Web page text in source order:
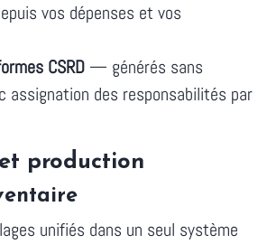
vos dépenses et vos
CSRD — générés sans
assignation des responsabilités par
production
unifiés dans un seul système